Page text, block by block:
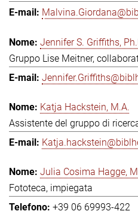
Jennifer S. Griffiths,
Gruppo Lise Meitner,
Katja Hackstein, M.A.
Assistente del gruppo di
Julia Cosima Hagge,
Fototeca, impiegata
+39 06 69993-422